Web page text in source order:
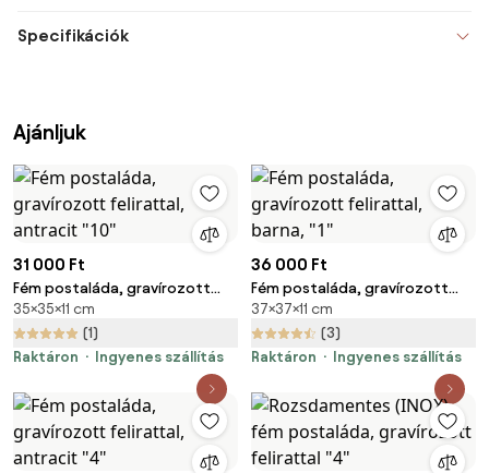
Specifikációk
Ajánljuk
31 000 Ft
Fém postaláda, gravírozott
felirattal, antracit "10"
35×35×11 cm
(1)
Raktáron
Ingyenes szállítás
36 000 Ft
Fém postaláda, gravírozott
felirattal, barna, "1"
37×37×11 cm
(3)
Raktáron
Ingyenes szállítás